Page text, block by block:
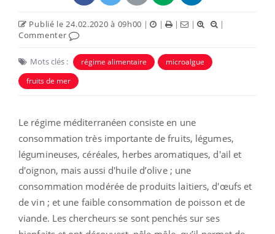
Publié le 24.02.2020 à 09h00 | | | |
|
Commenter
Mots clés : régime alimentaire
microalgue
fruits de mer
Le régime méditerranéen consiste en une
consommation très importante de fruits, légumes,
légumineuses, céréales, herbes aromatiques, d'ail et
d'oignon, mais aussi d'huile d’olive ; une
consommation modérée de produits laitiers, d'œufs et
de vin ; et une faible consommation de poisson et de
viande. Les chercheurs se sont penchés sur ses